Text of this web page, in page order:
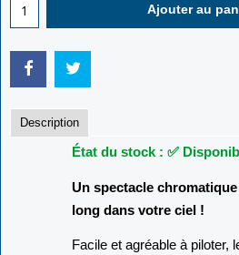
Ajouter au
Description
État du stock : ✅
Un spectacle
long dans votre ciel !
Facile et agréable à piloter,